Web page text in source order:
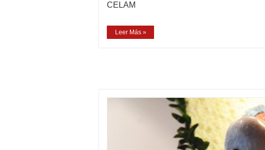
CELAM
Leer Más »